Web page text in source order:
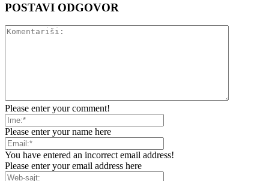
POSTAVI ODGOVOR
Please enter your comment!
Please enter your name here
You have entered an incorrect email address!
Please enter your email address here